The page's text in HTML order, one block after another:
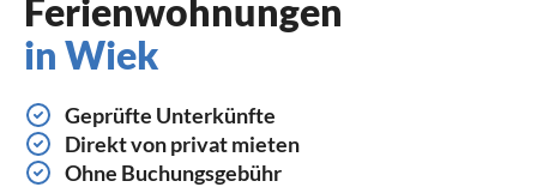
Ferienwohnungen
in Wiek
Geprüfte Unterkünfte
Direkt von privat mieten
Ohne Buchungsgebühr